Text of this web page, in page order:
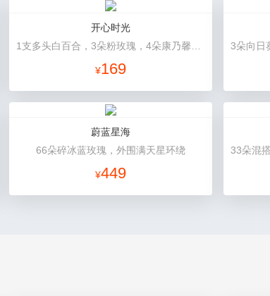
开心时光
¥169
蔚蓝星海
66朵碎冰蓝玫瑰，外围满天星环绕
¥449